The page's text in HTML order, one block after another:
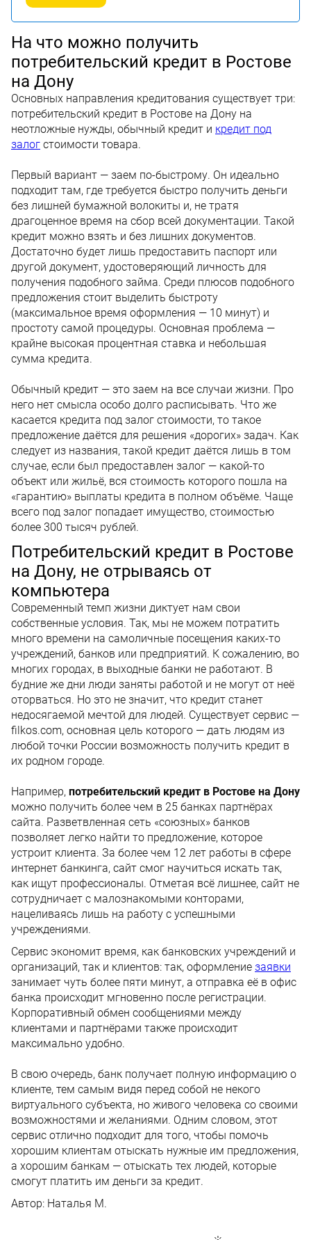
На что можно получить
потребительский кредит в Ростове
на Дону
Основных направления кредитования существует три:
потребительский кредит в Ростове на Дону на
неотложные нужды, обычный кредит и кредит под
залог стоимости товара.
Первый вариант — заем по-быстрому. Он идеально
подходит там, где требуется быстро получить деньги
без лишней бумажной волокиты и, не тратя
драгоценное время на сбор всей документации. Такой
кредит можно взять и без лишних документов.
Достаточно будет лишь предоставить паспорт или
другой документ, удостоверяющий личность для
получения подобного займа. Среди плюсов подобного
предложения стоит выделить быстроту
(максимальное время оформления — 10 минут) и
простоту самой процедуры. Основная проблема —
крайне высокая процентная ставка и небольшая
сумма кредита.
Обычный кредит — это заем на все случаи жизни. Про
него нет смысла особо долго расписывать. Что же
касается кредита под залог стоимости, то такое
предложение даётся для решения «дорогих» задач. Как
следует из названия, такой кредит даётся лишь в том
случае, если был предоставлен залог — какой-то
объект или жильё, вся стоимость которого пошла на
«гарантию» выплаты кредита в полном объёме. Чаще
всего под залог попадает имущество, стоимостью
более 300 тысяч рублей.
Потребительский кредит в Ростове
на Дону, не отрываясь от
компьютера
Современный темп жизни диктует нам свои
собственные условия. Так, мы не можем потратить
много времени на самоличные посещения каких-то
учреждений, банков или предприятий. К сожалению, во
многих городах, в выходные банки не работают. В
будние же дни люди заняты работой и не могут от неё
оторваться. Но это не значит, что кредит станет
недосягаемой мечтой для людей. Существует сервис —
filkos.com, основная цель которого — дать людям из
любой точки России возможность получить кредит в
их родном городе.
Например, потребительский кредит в Ростове на Дону
можно получить более чем в 25 банках партнёрах
сайта. Разветвленная сеть «союзных» банков
позволяет легко найти то предложение, которое
устроит клиента. За более чем 12 лет работы в сфере
интернет банкинга, сайт смог научиться искать так,
как ищут профессионалы. Отметая всё лишнее, сайт не
сотрудничает с малознакомыми конторами,
нацеливаясь лишь на работу с успешными
учреждениями.
Сервис экономит время, как банковских учреждений и
организаций, так и клиентов: так, оформление заявки
занимает чуть более пяти минут, а отправка её в офис
банка происходит мгновенно после регистрации.
Корпоративный обмен сообщениями между
клиентами и партнёрами также происходит
максимально удобно.
В свою очередь, банк получает полную информацию о
клиенте, тем самым видя перед собой не некого
виртуального субъекта, но живого человека со своими
возможностями и желаниями. Одним словом, этот
сервис отлично подходит для того, чтобы помочь
хорошим клиентам отыскать нужные им предложения,
а хорошим банкам — отыскать тех людей, которые
смогут платить им деньги за кредит.
Автор: Наталья М.